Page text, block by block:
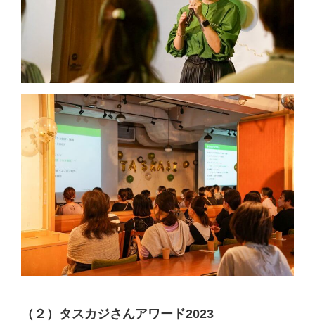
（２）タスカジさんアワード2023